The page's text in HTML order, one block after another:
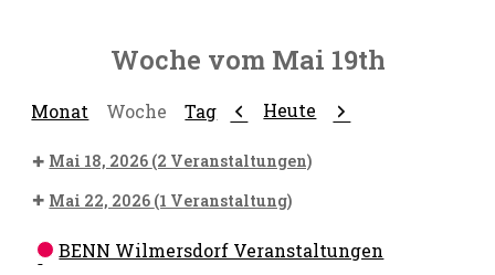
Woche vom Mai 19th
Monat Woche Tag Zurück
Heute Weiter
Mai 18, 2026 (2 Veranstaltungen)
Mai 22, 2026 (1 Veranstaltung)
Kategorien
BENN Wilmersdorf Veranstaltungen